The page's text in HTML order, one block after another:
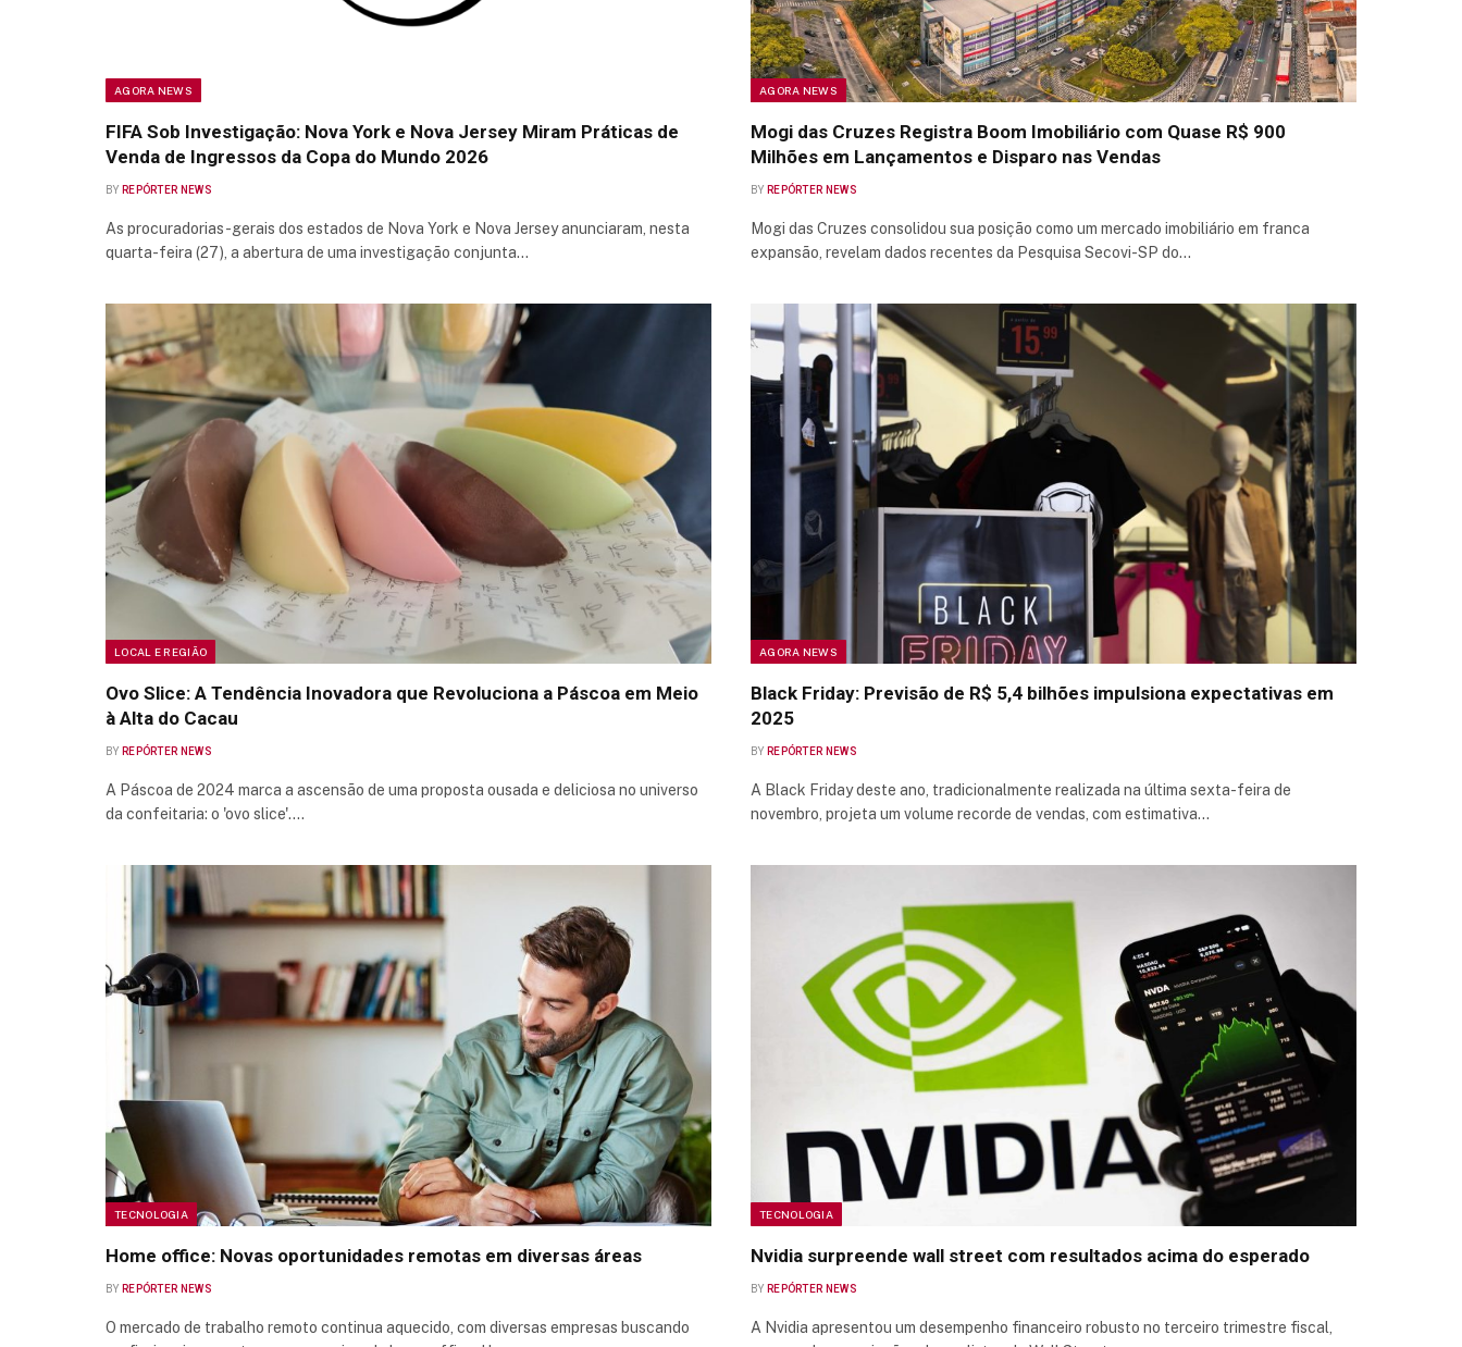
AGORA NEWS
FIFA Sob Investigação: Nova York e Nova Jersey Miram Práticas de
Venda de Ingressos da Copa do Mundo 2026
BY REPÓRTER NEWS
As procuradorias-gerais dos estados de Nova York e Nova Jersey anunciaram, nesta
quarta-feira (27), a abertura de uma investigação conjunta…
AGORA NEWS
Mogi das Cruzes Registra Boom Imobiliário com Quase R$ 900
Milhões em Lançamentos e Disparo nas Vendas
BY REPÓRTER NEWS
Mogi das Cruzes consolidou sua posição como um mercado imobiliário em franca
expansão, revelam dados recentes da Pesquisa Secovi-SP do…
LOCAL E REGIÃO
Ovo Slice: A Tendência Inovadora que Revoluciona a Páscoa em Meio
à Alta do Cacau
BY REPÓRTER NEWS
A Páscoa de 2024 marca a ascensão de uma proposta ousada e deliciosa no universo
da confeitaria: o 'ovo slice'.…
AGORA NEWS
Black Friday: Previsão de R$ 5,4 bilhões impulsiona expectativas em
2025
BY REPÓRTER NEWS
A Black Friday deste ano, tradicionalmente realizada na última sexta-feira de
novembro, projeta um volume recorde de vendas, com estimativa…
TECNOLOGIA
Home office: Novas oportunidades remotas em diversas áreas
BY REPÓRTER NEWS
O mercado de trabalho remoto continua aquecido, com diversas empresas buscando
TECNOLOGIA
Nvidia surpreende wall street com resultados acima do esperado
BY REPÓRTER NEWS
A Nvidia apresentou um desempenho financeiro robusto no terceiro trimestre fiscal,